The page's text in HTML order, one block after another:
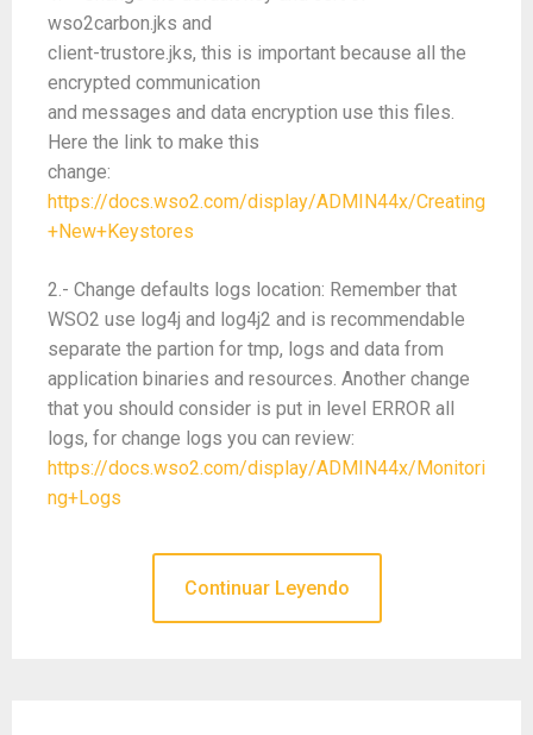
wso2carbon.jks and
client-trustore.jks, this is important because all the
encrypted communication
and messages and data encryption use this files.
Here the link to make this
change:
https://docs.wso2.com/display/ADMIN44x/Creating
+New+Keystores
2.- Change defaults logs location: Remember that
WSO2 use log4j and log4j2 and is recommendable
separate the partion for tmp, logs and data from
application binaries and resources. Another change
that you should consider is put in level ERROR all
logs, for change logs you can review:
https://docs.wso2.com/display/ADMIN44x/Monitori
ng+Logs
Continuar Leyendo